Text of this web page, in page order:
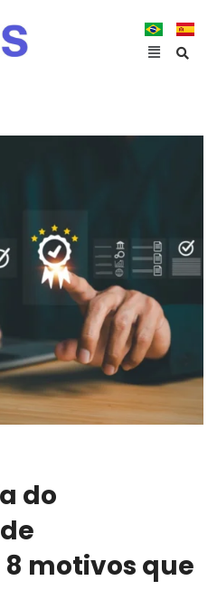
do
motivos que